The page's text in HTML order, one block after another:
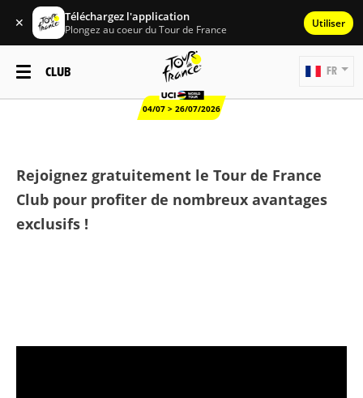
✕ Téléchargez l'application
Plongez au coeur du Tour de France Utiliser
CLUB
04/07 > 26/07/2026
FR
Rejoignez gratuitement le Tour de France
Club pour profiter de nombreux avantages
exclusifs !